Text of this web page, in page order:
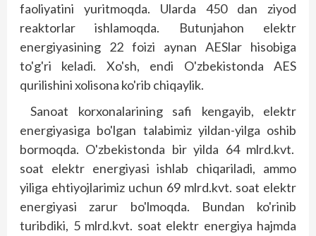
faoliyatini yuritmoqda. Ularda 450 dan ziyod
reaktorlar ishlamoqda. Butunjahon elektr
energiyasining 22 foizi aynan AESlar hisobiga
to'g'ri keladi. Xo'sh, endi O'zbekis­tonda AES
qurilishini xolisona ko'rib chiqaylik.
Sanoat korxonalarining safi kengayib, elektr
energiyasiga bo'lgan talabimiz yildan-yilga oshib
bormoqda. O'zbekistonda bir yilda 64 mlrd.kvt.
soat elektr energiyasi ishlab chiqariladi, ammo
yiliga ehtiyojlarimiz uchun 69 mlrd.kvt. soat elektr
energiyasi zarur bo'lmoqda. Bundan ko'rinib
turibdiki, 5 mlrd.kvt. soat elektr energiya hajmda